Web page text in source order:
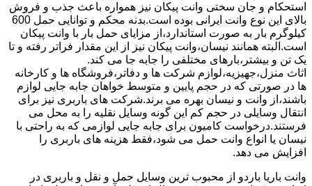
استحکام و جان سختی وانت پیکان نیز همواره باعث جذب و فروش
بالای این نوع وانت ایرانی بوده است.بدنه محکم و توانایی حمل 600
کیلوگرم بار به صورت استاندارد،از مزایای حمل بار با وانت پیکان
است.البته همانند نیسان،وانت پیکان نیز از این مقدار فراتر رفته و تا
یک تن و بیشتر،بارهای مختلفی را جابه جا می کند.
اثاث منزل،جهیزیه،لوازم شرکت ها و دفاتر،فروشگاه ها و کارخانه
ها در صورتی که در حجم پایین و متوسط خواهان جابه جایی لوازم
باشند،از وانت و نیسان بهره می برند.شرکت های باربری نیز برای
انتقال وسایلی در حجم کم این گونه وسایل نقلیه را به محل می
فرستند.درخواست کامیون برای جابه جایی لوازمی که به راحتی با
نیسان یا انواع وانت حمل می شود،فقط هزینه های باربری را
افزایش می دهد.
وانت باریا باردو از محبوب ترین وسایل حمل و نقل و باربری در